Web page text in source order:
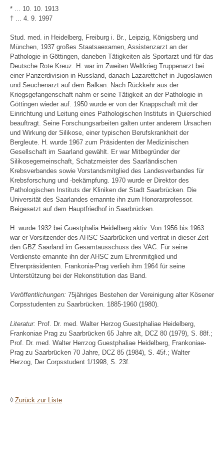
* ... 10. 10. 1913
† ... 4. 9. 1997
Stud. med. in Heidelberg, Freiburg i. Br., Leipzig, Königsberg und
München, 1937 großes Staatsaexamen, Assistenzarzt an der
Pathologie in Göttingen, daneben Tätigkeiten als Sportarzt und für das
Deutsche Rote Kreuz. H. war im Zweiten Weltkrieg Truppenarzt bei
einer Panzerdivision in Russland, danach Lazarettchef in Jugoslawien
und Seuchenarzt auf dem Balkan. Nach Rückkehr aus der
Kriegsgefangenschaft nahm er seine Tätigkeit an der Pathologie in
Göttingen wieder auf. 1950 wurde er von der Knappschaft mit der
Einrichtung und Leitung eines Pathologischen Instituts in Quierschied
beauftragt. Seine Forschungsarbeiten galten unter anderem Ursachen
und Wirkung der Silikose, einer typischen Berufskrankheit der
Bergleute. H. wurde 1967 zum Präsidenten der Medizinischen
Gesellschaft im Saarland gewählt. Er war Mitbegründer der
Silikosegemeinschaft, Schatzmeister des Saarländischen
Krebsverbandes sowie Vorstandsmitglied des Landesverbandes für
Krebsforschung und -bekämpfung. 1970 wurde er Direktor des
Pathologischen Instituts der Kliniken der Stadt Saarbrücken. Die
Universität des Saarlandes ernannte ihn zum Honorarprofessor.
Beigesetzt auf dem Hauptfriedhof in Saarbrücken.
H. wurde 1932 bei Guestphalia Heidelberg aktiv. Von 1956 bis 1963
war er Vorsitzender des AHSC Saarbrücken und vertrat in dieser Zeit
den GBZ Saarland im Gesamtausschuss des VAC. Für seine
Verdienste ernannte ihn der AHSC zum Ehrenmitglied und
Ehrenpräsidenten. Frankonia-Prag verlieh ihm 1964 für seine
Unterstützung bei der Rekonstitution das Band.
Veröffentlichungen: 75jähriges Bestehen der Vereinigung alter Kösener
Corpsstudenten zu Saarbrücken. 1885-1960 (1980).
Literatur: Prof. Dr. med. Walter Herzog Guestphaliae Heidelberg,
Frankoniae Prag zu Saarbrücken 65 Jahre alt, DCZ 80 (1979), S. 88f.;
Prof. Dr. med. Walter Herrzog Guestphaliae Heidelberg, Frankoniae-
Prag zu Saarbrücken 70 Jahre, DCZ 85 (1984), S. 45f.; Walter
Herzog, Der Corpsstudent 1/1998, S. 23f.
◊ Zurück zur Liste